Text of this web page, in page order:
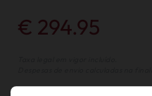
€ 294.95